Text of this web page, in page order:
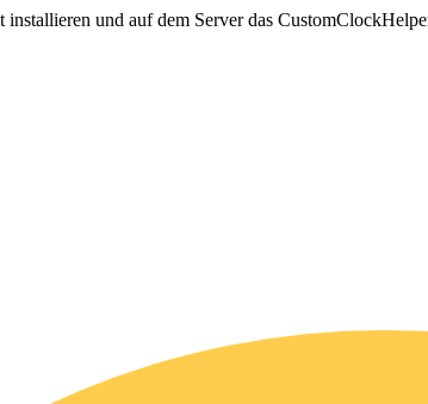
und auf dem Server das